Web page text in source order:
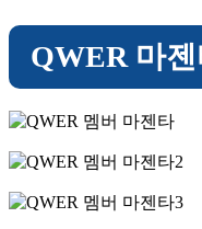
QWER 마